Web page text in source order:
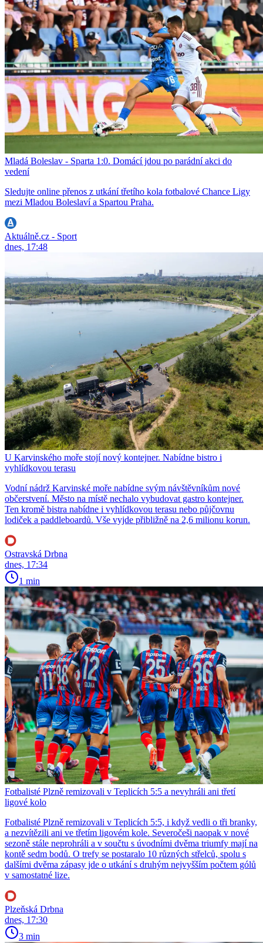
Mladá Boleslav - Sparta 1:0. Domácí jdou po parádní akci do
vedení
Sledujte online přenos z utkání třetího kola fotbalové Chance Ligy
mezi Mladou Boleslaví a Spartou Praha.
Aktuálně.cz - Sport
dnes, 17:48
U Karvinského moře stojí nový kontejner. Nabídne bistro i
vyhlídkovou terasu
Vodní nádrž Karvinské moře nabídne svým návštěvníkům nové
občerstvení. Město na místě nechalo vybudovat gastro kontejner.
Ten kromě bistra nabídne i vyhlídkovou terasu nebo půjčovnu
lodiček a paddleboardů. Vše vyjde přibližně na 2,6 milionu korun.
Ostravská Drbna
dnes, 17:34
1 min
Fotbalisté Plzně remizovali v Teplicích 5:5 a nevyhráli ani třetí
ligové kolo
Fotbalisté Plzně remizovali v Teplicích 5:5, i když vedli o tři branky,
a nezvítězili ani ve třetím ligovém kole. Severočeši naopak v nové
sezoně stále neprohráli a v součtu s úvodními dvěma triumfy mají na
kontě sedm bodů. O trefy se postaralo 10 různých střelců, spolu s
dalšími dvěma zápasy jde o utkání s druhým nejvyšším počtem gólů
v samostatné lize.
Plzeňská Drbna
dnes, 17:30
3 min